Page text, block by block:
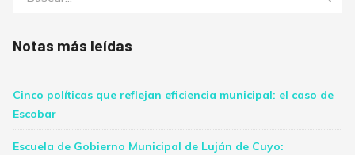
Notas más leídas
Cinco políticas que reflejan eficiencia municipal: el caso de
Escobar
Escuela de Gobierno Municipal de Luján de Cuyo: